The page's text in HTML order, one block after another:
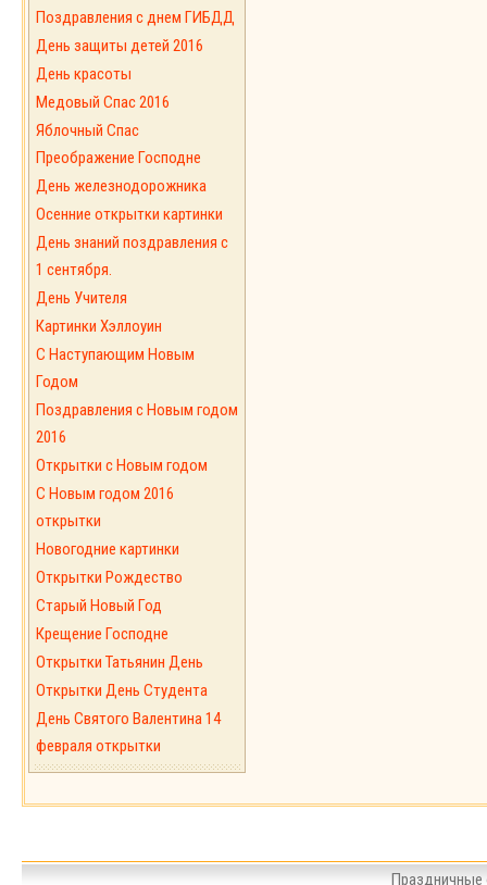
Поздравления с днем ГИБДД
День защиты детей 2016
День красоты
Медовый Спас 2016
Яблочный Спас
Преображение Господне
День железнодорожника
Осенние открытки картинки
День знаний поздравления с
1 сентября.
День Учителя
Картинки Хэллоуин
С Наступающим Новым
Годом
Поздравления с Новым годом
2016
Открытки с Новым годом
C Новым годом 2016
открытки
Новогодние картинки
Открытки Рождество
Старый Новый Год
Крещение Господне
Открытки Татьянин День
Открытки День Студента
День Святого Валентина 14
февраля открытки